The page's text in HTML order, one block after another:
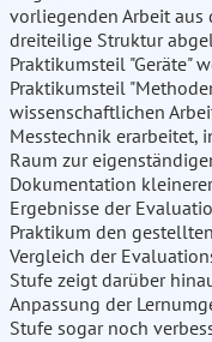
vorliegenden Arbeit
dreiteilige Struktur
Praktikumsteil "Geräte"
Praktikumsteil
wissenschaftlichen
Messtechnik erarbeitet,
Raum zur
Dokumentation
Ergebnisse der
Praktikum den
Vergleich der
Stufe zeigt darüber
Anpassung der
Stufe sogar noch